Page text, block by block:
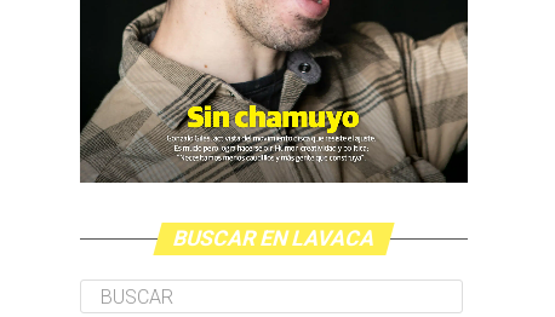
BUSCAR EN LAVACA